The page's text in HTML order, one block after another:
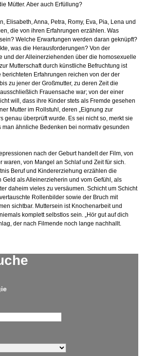
Mütter. Aber auch Erfüllung?
Elisabeth, Anna, Petra, Romy, Eva, Pia, Lena und
die von ihren Erfahrungen erzählen. Was
Welche Erwartungen werden daran geknüpft?
was die Herausforderungen? Von der
und der Alleinerziehenden über die homosexuelle
Mutterschaft durch künstliche Befruchtung ist
berichteten Erfahrungen reichen von der der
zu jener der Großmutter, zu deren Zeit die
Frauensache war; von der einer
will, dass ihre Kinder stets als Fremde gesehen
Mutter im Rollstuhl, deren „Eignung zur
genau überprüft wurde. Es sei nicht so, merkt sie
man ähnliche Bedenken bei normativ gesunden
nach der Geburt handelt der Film, von
waren, von Mangel an Schlaf und Zeit für sich.
Beruf und Kindererziehung erzählen die
Geld als Alleinerzieherin und vom Gefühl, als
daheim vieles zu versäumen. Schicht um Schicht
Rollenbilder sowie der Bruch mit
sichtbar. Muttersein ist Knochenarbeit und
komplett selbstlos sein. „Hör gut auf dich
der nach Filmende noch lange nachhallt.